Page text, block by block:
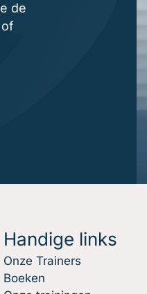
de
of
Handige links
Onze Trainers
Boeken